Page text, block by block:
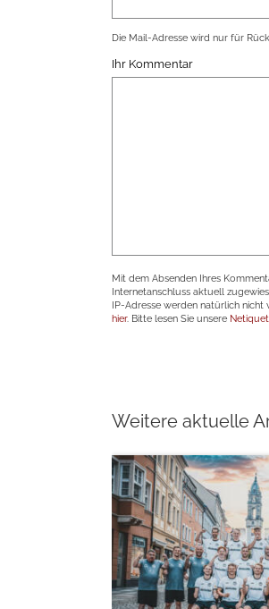
Die Mail-Adresse wird nur für
Ihr Kommentar
Mit dem Absenden Ihres
Internetanschluss aktuell
IP-Adresse werden natürlich
hier. Bitte lesen Sie unsere
Weitere aktuelle